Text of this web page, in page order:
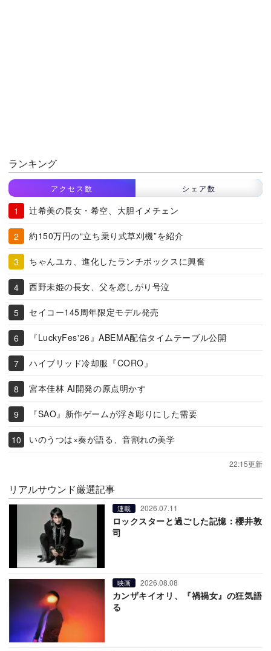
ランキング
アクセス数 シェア数
辻希美の長女・希空、大胆イメチェン
約150万円の“立ち乗り式草刈機”を紹介
ちゃんユカ、進化したランチボックスに興奮
西野未姫の長女、父を恋しがり号泣
セイコー145周年限定モデル発売
『LuckyFes'26』ABEMA配信タイムテーブル公開
ハイブリッド冷却服『CORO』
宮本佳林 AI開発の原点明かす
『SAO』新作ゲームが浮き彫りにした需要
いのうつは×奏が語る、音割れの美学
22:15更新
リアルサウンド厳選記事
連載 2026.07.11
ロックスターと過ごした記憶：櫻井敦
司
映画 2026.08.08
カンザキイオリ、『禍禍女』の狂気語
る